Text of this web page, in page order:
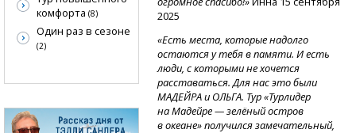
2025
«Есть места, которые надолго
остаются у тебя в памяти. И есть
люди, с которыми не хочется
расставаться. Для нас это были
МАДЕЙРА и ОЛЬГА. Тур «Турлидер
на Мадейре — зелёный остров
в океане» получился замечательный,
комфорта (8)
Один раз в сезоне
(2)